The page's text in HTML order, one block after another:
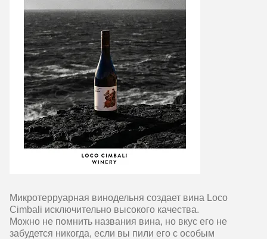
Микротерруарная винодельня создает вина Loco
Cimbali исключительно высокого качества.
Можно не помнить названия вина, но вкус его не
забудется никогда, если вы пили его с особым